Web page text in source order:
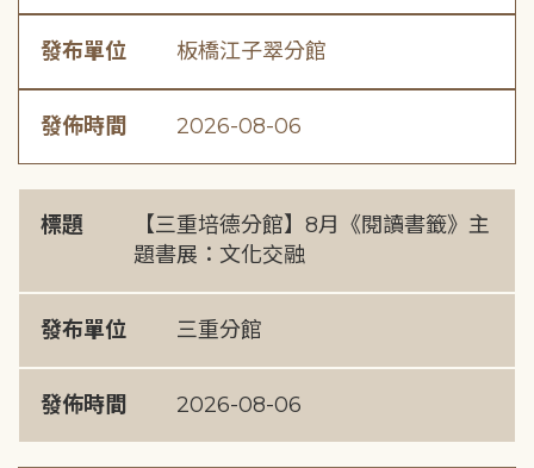
發布單位 板橋江子翠分館
發佈時間 2026-08-06
標題
【三重培德分館】8月《閱讀書籤》主
題書展：文化交融
發布單位 三重分館
發佈時間 2026-08-06